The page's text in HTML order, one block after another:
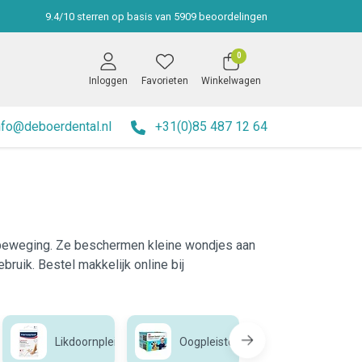
9.4/10 sterren op basis van 5909 beoordelingen
Inloggen Favorieten
0
Winkelwagen
+31(0)85 487 12 64
Ze beschermen kleine wondjes aan
Bestel makkelijk online bij
Likdoornpleister Oogpleisters